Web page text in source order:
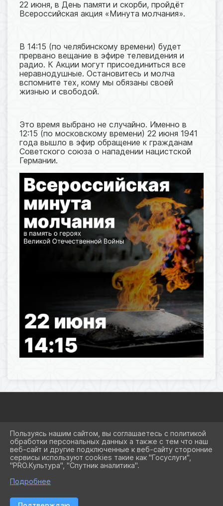
22 июня, в День памяти и скорби, пройдёт
Всероссийская акция «Минута молчания».
В 14:15 (по челябинскому времени) будет
прервано вещание в эфире телевидения и
радио. К Акции могут присоединиться все
неравнодушные. Остановитесь и молча
вспомните тех, кому мы обязаны своей
жизнью и свободой.
Это время выбрано не случайно. Именно в
12:15 (по московскому времени) 22 июня 1941
года вышло в эфир обращение к гражданам
Советского союза о нападении нацистской
Германии.
ВХОД
КАРТА САЙТА
ПОЛИТИКА ОБРАБОТКИ ПЕРСОНАЛЬНЫХ ДАННЫХ
СДЕЛАНО НА KUBCMS
РАЗРАБОТКА И ПОДДЕРЖКА
Пользуясь нашим сайтом, вы соглашаетесь с политикой
обработки персональных данных а также с тем что наш
веб-сайт и другие подключенные к веб-сайту сторонние
сервисы используют cookies такие как "Госуслуги",
"PRO.Культура", "Спутник аналитика".
Подробнее